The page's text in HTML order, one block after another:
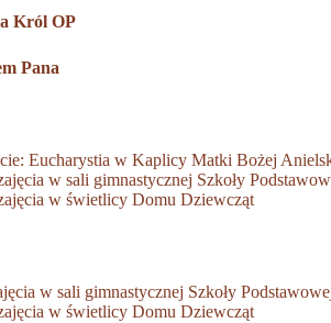
Król OP
Pana
Eucharystia w Kaplicy Matki Bożej
w sali gimnastycznej Szkoły
w świetlicy Domu Dziewcząt
w sali gimnastycznej Szkoły
w świetlicy Domu Dziewcząt